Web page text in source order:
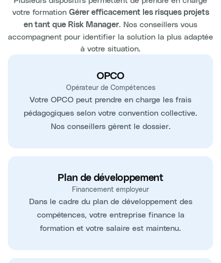
votre formation Gérer efficacement les risques projets
en tant que Risk Manager. Nos conseillers vous
accompagnent pour identifier la solution la plus adaptée
à votre situation.
OPCO
Opérateur de Compétences
Votre OPCO peut prendre en charge les frais
pédagogiques selon votre convention collective.
Nos conseillers gèrent le dossier.
Plan de développement
Financement employeur
Dans le cadre du plan de développement des
compétences, votre entreprise finance la
formation et votre salaire est maintenu.